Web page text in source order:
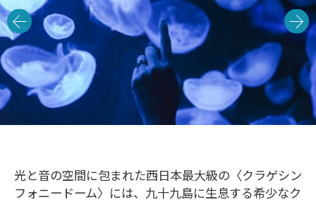
光と音の空間に包まれた西日本最大級の〈クラゲシン
フォニードーム〉には、九十九島に生息する希少なク